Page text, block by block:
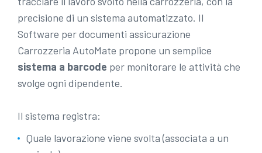
precisione di un sistema automatizzato. Il
Software per documenti assicurazione
Carrozzeria AutoMate propone un semplice
sistema a barcode per monitorare le attività che
svolge ogni dipendente.
Il sistema registra:
Quale lavorazione viene svolta (associata a un